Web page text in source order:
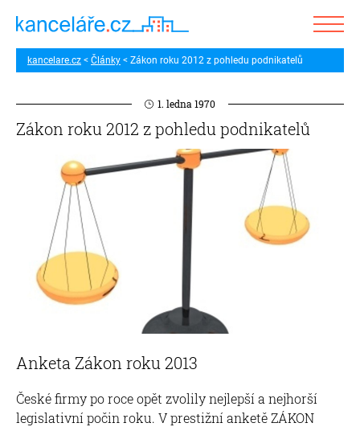
kancelare.cz Články Zákon roku 2012 z pohledu podnikatelů
1. ledna 1970
Zákon roku 2012 z pohledu podnikatelů
Anketa Zákon roku 2013
České firmy po roce opět zvolily nejlepší a nejhorší
legislativní počin roku. V prestižní anketě ZÁKON